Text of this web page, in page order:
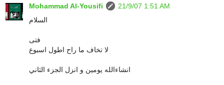
Mohammad Al-Yousifi
21/9/07 1:51 AM
السلام
فتى
لا تخاف ما راح اطول اسبوع
انشاءالله يومين و انزل الجزء الثاني